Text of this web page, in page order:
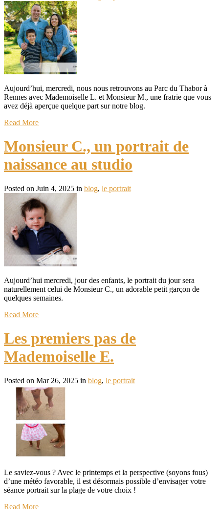
Aujourd’hui, mercredi, nous nous retrouvons au Parc du Thabor à
Rennes avec Mademoiselle L. et Monsieur M., une fratrie que vous
avez déjà aperçue quelque part sur notre blog.
Read More
Monsieur C., un portrait de
naissance au studio
Posted on Juin 4, 2025 in blog, le portrait
Aujourd’hui mercredi, jour des enfants, le portrait du jour sera
naturellement celui de Monsieur C., un adorable petit garçon de
quelques semaines.
Read More
Les premiers pas de
Mademoiselle E.
Posted on Mar 26, 2025 in blog, le portrait
Le saviez-vous ? Avec le printemps et la perspective (soyons fous)
d’une météo favorable, il est désormais possible d’envisager votre
séance portrait sur la plage de votre choix !
Read More